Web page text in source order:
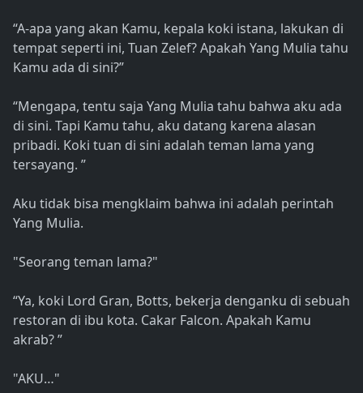
“A-apa yang akan Kamu, kepala koki istana, lakukan di
tempat seperti ini, Tuan Zelef? Apakah Yang Mulia tahu
Kamu ada di sini?”
“Mengapa, tentu saja Yang Mulia tahu bahwa aku ada
di sini. Tapi Kamu tahu, aku datang karena alasan
pribadi. Koki tuan di sini adalah teman lama yang
tersayang. ”
Aku tidak bisa mengklaim bahwa ini adalah perintah
Yang Mulia.
"Seorang teman lama?"
“Ya, koki Lord Gran, Botts, bekerja denganku di sebuah
restoran di ibu kota. Cakar Falcon. Apakah Kamu
akrab? ”
"AKU…"